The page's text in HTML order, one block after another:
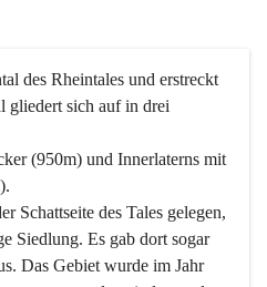
des Rheintales und erstreckt
gliedert sich auf in drei
(950m) und Innerlaterns mit
Schattseite des Tales gelegen,
Siedlung. Es gab dort sogar
Das Gebiet wurde im Jahr